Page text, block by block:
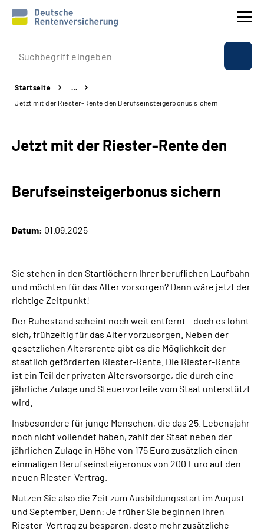
Prävention
Reha
Experten
Über uns & Presse
Suche
Language
Inhalte in Gebärdensprache (DGS)
Leichte Sprache
Mein Kundenportal
Startseite
…
Jetzt mit der Riester-Rente den Berufseinsteigerbonus sichern
Jetzt mit der Riester-Rente den
Berufseinsteigerbonus sichern
Datum: 01.09.2025
Sie stehen in den Startlöchern Ihrer beruflichen Laufbahn
und möchten für das Alter vorsorgen? Dann wäre jetzt der
richtige Zeitpunkt!
Der Ruhestand scheint noch weit entfernt – doch es lohnt
sich, frühzeitig für das Alter vorzusorgen. Neben der
gesetzlichen Altersrente gibt es die Möglichkeit der
staatlich geförderten Riester-Rente. Die Riester-Rente
ist ein Teil der privaten Altersvorsorge, die durch eine
jährliche Zulage und Steuervorteile vom Staat unterstützt
wird.
Insbesondere für junge Menschen, die das 25. Lebensjahr
noch nicht vollendet haben, zahlt der Staat neben der
jährlichen Zulage in Höhe von 175 Euro zusätzlich einen
einmaligen Berufseinsteigeronus von 200 Euro auf den
neuen Riester-Vertrag.
Nutzen Sie also die Zeit zum Ausbildungsstart im August
und September. Denn: Je früher Sie beginnen Ihren
Riester-Vertrag zu besparen, desto mehr zusätzliche